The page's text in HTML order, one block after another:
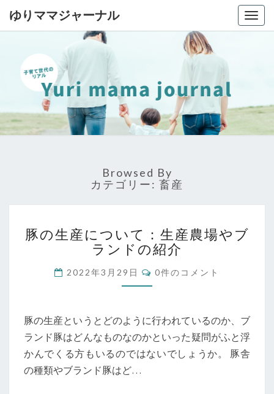
ゆりママジャーナル
ゆ
り
マ
ジ
ャ
ナ
ル
子
育
て
世
代
の
Browsed By
カテゴリー: 畜産
の
生
に
つ
て：
生
産
農
場
豚の生産について：生産農場やブ
ランドの紹介
2022年3月29日
コ
メ
ン
0件のコメント
豚の生産というとどのように行われているのか、ブ
ランド豚はどんなものなのかといった疑問がふと浮
かんでくる方もいるのではないでしょうか。 豚舎
の種類やブランド豚はど…